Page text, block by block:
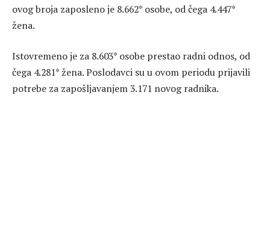
ovog broja zaposleno je 8.662* osobe, od čega 4.447*
žena.
Istovremeno je za 8.603* osobe prestao radni odnos, od
čega 4.281* žena. Poslodavci su u ovom periodu prijavili
potrebe za zapošljavanjem 3.171 novog radnika.